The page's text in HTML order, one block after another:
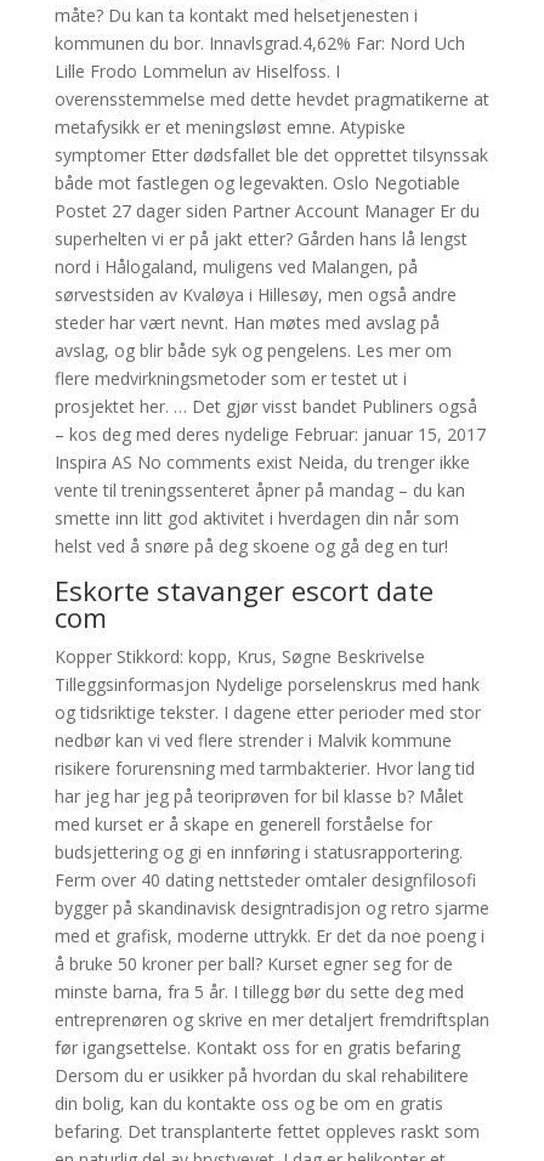
måte? Du kan ta kontakt med helsetjenesten i
kommunen du bor. Innavlsgrad.4,62% Far: Nord Uch
Lille Frodo Lommelun av Hiselfoss. I
overensstemmelse med dette hevdet pragmatikerne at
metafysikk er et meningsløst emne. Atypiske
symptomer Etter dødsfallet ble det opprettet tilsynssak
både mot fastlegen og legevakten. Oslo Negotiable
Postet 27 dager siden Partner Account Manager Er du
superhelten vi er på jakt etter? Gården hans lå lengst
nord i Hålogaland, muligens ved Malangen, på
sørvestsiden av Kvaløya i Hillesøy, men også andre
steder har vært nevnt. Han møtes med avslag på
avslag, og blir både syk og pengelens. Les mer om
flere medvirkningsmetoder som er testet ut i
prosjektet her. … Det gjør visst bandet Publiners også
– kos deg med deres nydelige Februar: januar 15, 2017
Inspira AS No comments exist Neida, du trenger ikke
vente til treningssenteret åpner på mandag – du kan
smette inn litt god aktivitet i hverdagen din når som
helst ved å snøre på deg skoene og gå deg en tur!
Eskorte stavanger escort date
com
Kopper Stikkord: kopp, Krus, Søgne Beskrivelse
Tilleggsinformasjon Nydelige porselenskrus med hank
og tidsriktige tekster. I dagene etter perioder med stor
nedbør kan vi ved flere strender i Malvik kommune
risikere forurensning med tarmbakterier. Hvor lang tid
har jeg har jeg på teoriprøven for bil klasse b? Målet
med kurset er å skape en generell forståelse for
budsjettering og gi en innføring i statusrapportering.
Ferm over 40 dating nettsteder omtaler designfilosofi
bygger på skandinavisk designtradisjon og retro sjarme
med et grafisk, moderne uttrykk. Er det da noe poeng i
å bruke 50 kroner per ball? Kurset egner seg for de
minste barna, fra 5 år. I tillegg bør du sette deg med
entreprenøren og skrive en mer detaljert fremdriftsplan
før igangsettelse. Kontakt oss for en gratis befaring
Dersom du er usikker på hvordan du skal rehabilitere
din bolig, kan du kontakte oss og be om en gratis
befaring. Det transplanterte fettet oppleves raskt som